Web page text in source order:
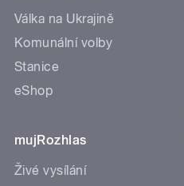
Válka na Ukrajině
Komunální volby
Stanice
eShop
mujRozhlas
Živé vysílání